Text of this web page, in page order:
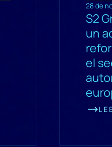
28 de
S2
un
el